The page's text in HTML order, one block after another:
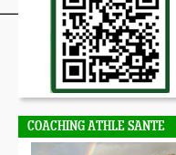
COACHING ATHLE SANTE